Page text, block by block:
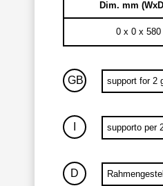
Dim. mm
0 x 0 x 580
GB support for 2
supporto per
D